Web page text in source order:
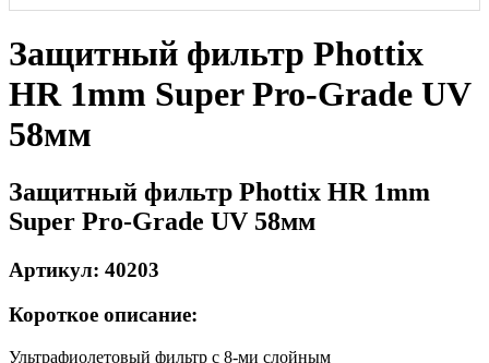
Защитный фильтр Phottix
HR 1mm Super Pro-Grade UV
58мм
Защитный фильтр Phottix HR 1mm
Super Pro-Grade UV 58мм
Артикул: 40203
Короткое описание:
Ультрафиолетовый фильтр с 8-ми слойным